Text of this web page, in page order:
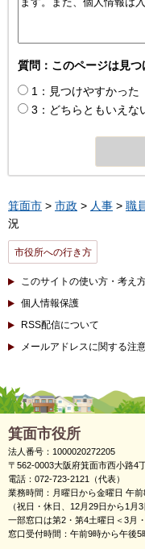
質問：このページは見
1：見つけやすかった
3：どちらともいえな
箕面市 > 市政 > 人事 > 職
況
市役所への行き方
このサイトの使い方・考え
個人情報保護
RSS配信について
メールアドレスに関する注
箕面市役所
法人番号：1000020272205
〒562-0003大阪府箕面市西小路4
電話：072-723-2121（代表）
業務時間：月曜日から金曜日 午
（祝日・休日、12月29日から1月3
一部窓口は第2・第4土曜日＜3月
窓口受付時間：午前9時から午後5